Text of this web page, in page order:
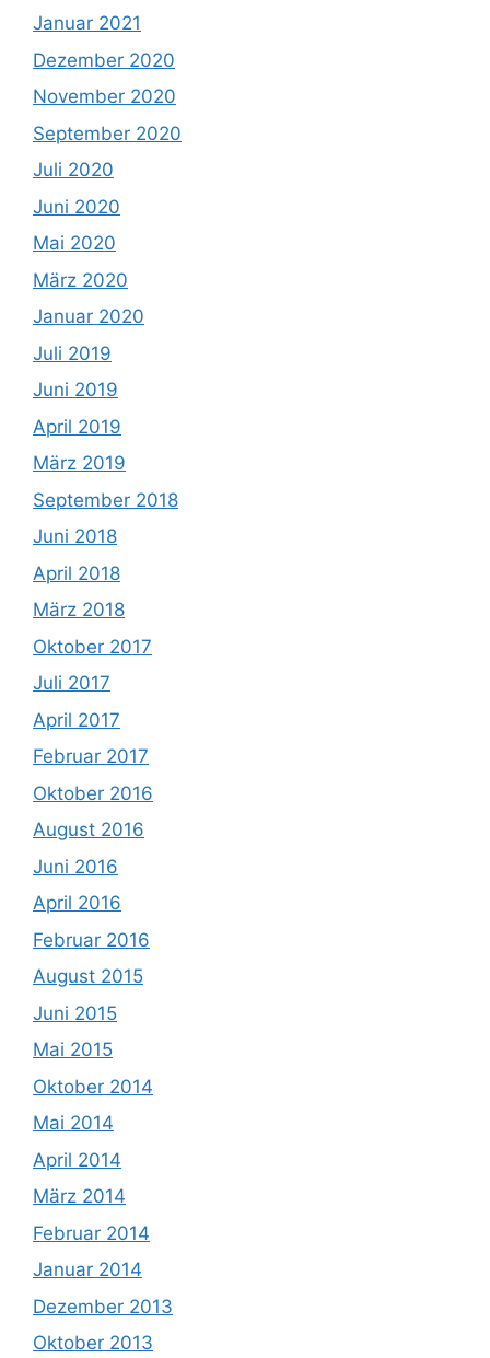
Januar 2021
Dezember 2020
November 2020
September 2020
Juli 2020
Juni 2020
Mai 2020
März 2020
Januar 2020
Juli 2019
Juni 2019
April 2019
März 2019
September 2018
Juni 2018
April 2018
März 2018
Oktober 2017
Juli 2017
April 2017
Februar 2017
Oktober 2016
August 2016
Juni 2016
April 2016
Februar 2016
August 2015
Juni 2015
Mai 2015
Oktober 2014
Mai 2014
April 2014
März 2014
Februar 2014
Januar 2014
Dezember 2013
Oktober 2013